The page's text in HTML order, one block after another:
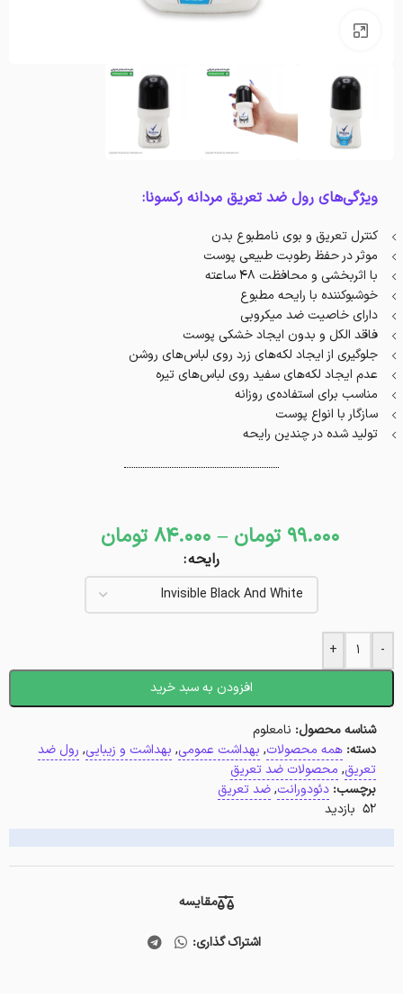
ویژگی‌های رول ضد تعریق مردانه رکسونا:
کنترل تعریق و بوی نامطبوع بدن
موثر در حفظ رطوبت طبیعی پوست
با اثربخشی و محافظت ۴۸ ساعته
خوشبوکننده با رایحه مطبوع
دارای خاصیت ضد میکروبی
فاقد الکل و بدون ایجاد خشکی پوست
جلوگیری از ایجاد لکه‌های زرد روی لباس‌های روشن
عدم ایجاد لکه‌های سفید روی لباس‌های تیره
مناسب برای استفاده‌ی روزانه
سازگار با انواع پوست
تولید شده در چندین رایحه
99.000 تومان –
84.000 تومان
رایحه
-
+
افزودن به سبد خرید
شناسه محصول: نامعلوم
دسته: همه محصولات, بهداشت عمومی, بهداشت و زیبایی, رول ضد
تعریق, محصولات ضد تعریق
برچسب: دئودورانت,ضد تعریق
52 بازدید
مقایسه
اشتراک گذاری: